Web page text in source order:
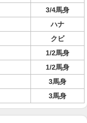
3/4馬身
ハナ
クビ
1/2馬身
1/2馬身
3馬身
3馬身